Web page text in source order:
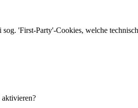
sog. 'First-Party'-Cookies, welche
aktivieren?